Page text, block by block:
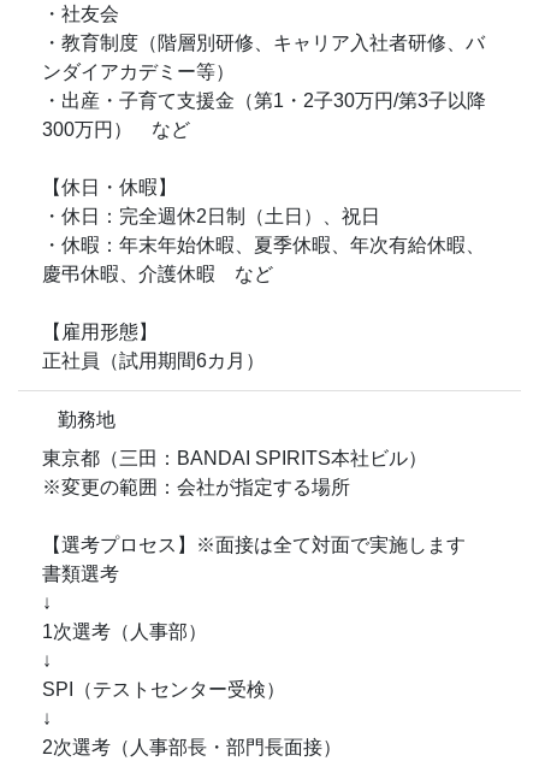
・社友会
・教育制度（階層別研修、キャリア入社者研修、バ
ンダイアカデミー等）
・出産・子育て支援金（第1・2子30万円/第3子以降
300万円） など
【休日・休暇】
・休日：完全週休2日制（土日）、祝日
・休暇：年末年始休暇、夏季休暇、年次有給休暇、
慶弔休暇、介護休暇 など
【雇用形態】
正社員（試用期間6カ月）
勤務地
東京都（三田：BANDAI SPIRITS本社ビル）
※変更の範囲：会社が指定する場所
【選考プロセス】※面接は全て対面で実施します
書類選考
↓
1次選考（人事部）
↓
SPI（テストセンター受検）
↓
2次選考（人事部長・部門長面接）